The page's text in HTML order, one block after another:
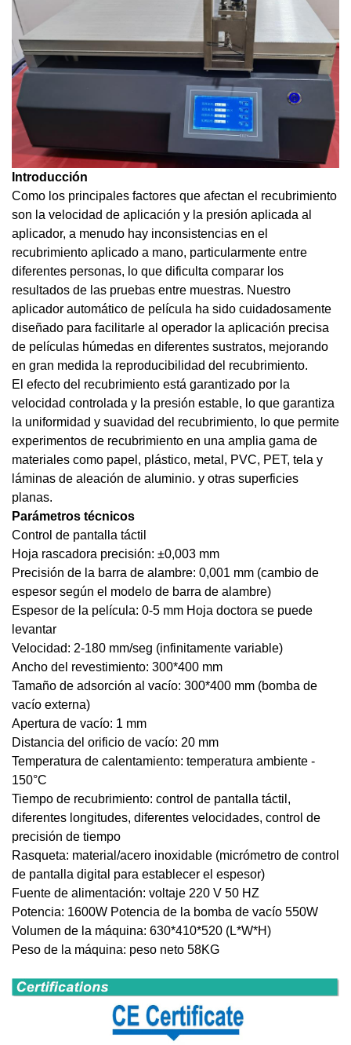
Introducción
Como los principales factores que afectan el recubrimiento
son la velocidad de aplicación y la presión aplicada al
aplicador, a menudo hay inconsistencias en el
recubrimiento aplicado a mano, particularmente entre
diferentes personas, lo que dificulta comparar los
resultados de las pruebas entre muestras. Nuestro
aplicador automático de película ha sido cuidadosamente
diseñado para facilitarle al operador la aplicación precisa
de películas húmedas en diferentes sustratos, mejorando
en gran medida la reproducibilidad del recubrimiento.
El efecto del recubrimiento está garantizado por la
velocidad controlada y la presión estable, lo que garantiza
la uniformidad y suavidad del recubrimiento, lo que permite
experimentos de recubrimiento en una amplia gama de
materiales como papel, plástico, metal, PVC, PET, tela y
láminas de aleación de aluminio. y otras superficies
planas.
Parámetros técnicos
Control de pantalla táctil
Hoja rascadora precisión: ±0,003 mm
Precisión de la barra de alambre: 0,001 mm (cambio de
espesor según el modelo de barra de alambre)
Espesor de la película: 0-5 mm Hoja doctora se puede
levantar
Velocidad: 2-180 mm/seg (infinitamente variable)
Ancho del revestimiento: 300*400 mm
Tamaño de adsorción al vacío: 300*400 mm (bomba de
vacío externa)
Apertura de vacío: 1 mm
Distancia del orificio de vacío: 20 mm
Temperatura de calentamiento: temperatura ambiente -
150°C
Tiempo de recubrimiento: control de pantalla táctil,
diferentes longitudes, diferentes velocidades, control de
precisión de tiempo
Rasqueta: material/acero inoxidable (micrómetro de control
de pantalla digital para establecer el espesor)
Fuente de alimentación: voltaje 220 V 50 HZ
Potencia: 1600W Potencia de la bomba de vacío 550W
Volumen de la máquina: 630*410*520 (L*W*H)
Peso de la máquina: peso neto 58KG